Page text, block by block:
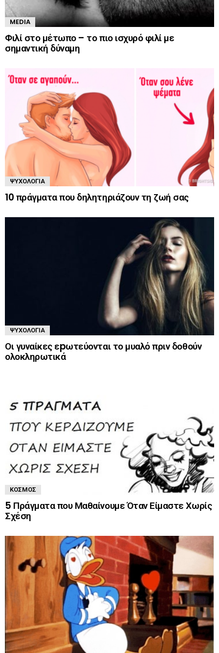
MEDIA
Φιλί στο μέτωπο – το πιο ισχυρό φιλί με
σημαντική δύναμη
ΨΥΧΟΛΟΓΊΑ
10 πράγματα που δηλητηριάζουν τη ζωή σας
ΨΥΧΟΛΟΓΊΑ
Οι γυναίκες εpωτεύονται το μυαλό πριν δοθούν
ολοκληρωτικά
ΚΌΣΜΟΣ
5 Πράγματα που Μαθαίνουμε Όταν Είμαστε Χωρίς
Σχέση